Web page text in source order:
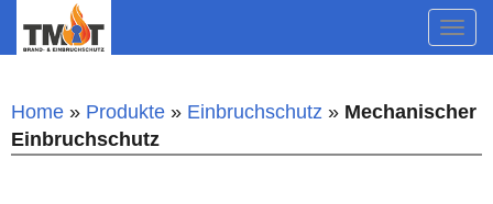
Home » Produkte » Einbruchschutz » Mechanischer
Einbruchschutz